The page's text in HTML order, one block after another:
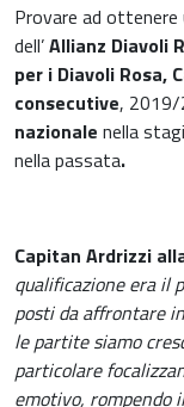
Provare ad ottenere
dell’Allianz Diavoli
per i Diavoli Rosa,
consecutive,
nazionale nella
nella passata.
Capitan Ardrizzi
qualificazione era il
posti da affrontare
le partite siamo
particolare
emotivo, rompendo